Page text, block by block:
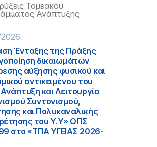
Τομεακού
Ανάπτυξης
Ένταξης της Πράξης
δικαιωμάτων
αύξησης φυσικού και
αντικειμένου του
και Λειτουργία
Συντονισμού,
και Πολυκαναλικής
του Υ.Υ» ΟΠΣ
στο «ΤΠΑ ΥΓΕΙΑΣ 2026-